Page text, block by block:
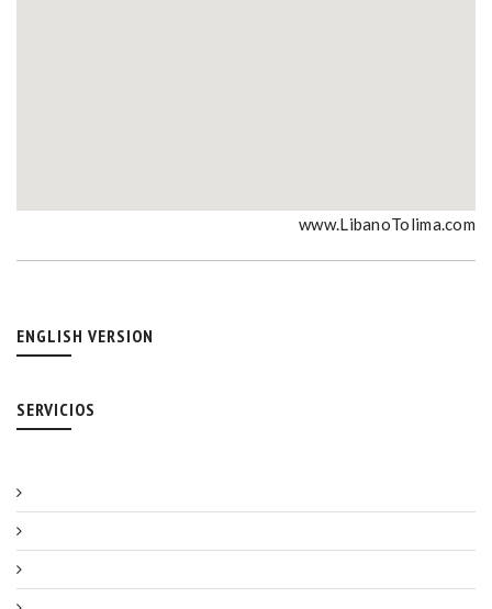
www.LibanoTolima.com
ENGLISH VERSION
SERVICIOS